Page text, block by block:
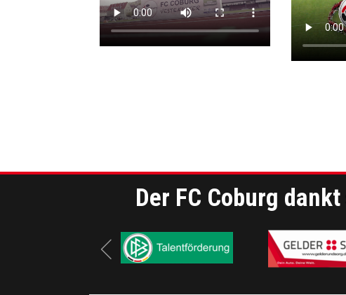
Der FC Coburg